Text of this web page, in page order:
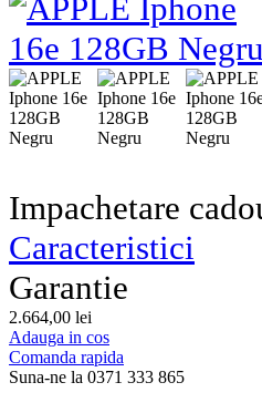
Impachetare
Caracteristici
Garantie
2.664,00 lei
Adauga in cos
Comanda rapida
Suna-ne la 0371 333 865